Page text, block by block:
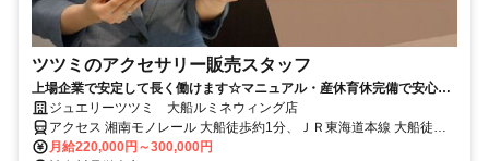
ツツミのアクセサリー販売スタッフ
上場企業で安定して長く働けます☆マニュアル・産休育休完備で安心☆
年休119日☆残業月5h◎
ジュエリーツツミ 大船ルミネウィング店
アクセス 湘南モノレール 大船徒歩約1分、ＪＲ東海道本線 大船徒歩
約1分、ＪＲ根岸線 大船徒歩約1分
月給220,000円～300,000円